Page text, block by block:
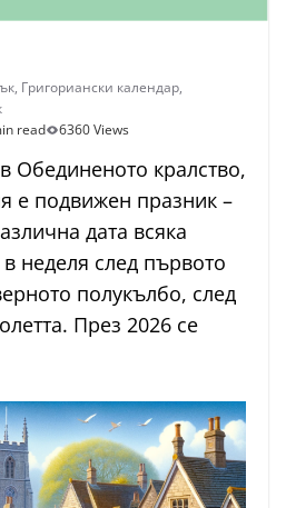
, Григориански календар,
read 6360 Views
Обединеното кралство,
е подвижен празник –
дата всяка
неделя след първото
полукълбо, след
През 2026 се